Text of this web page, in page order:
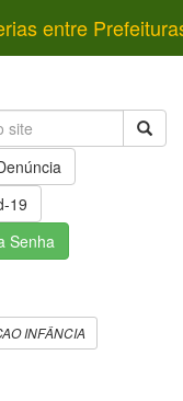
entre
19
Senha
INFÂNCIA